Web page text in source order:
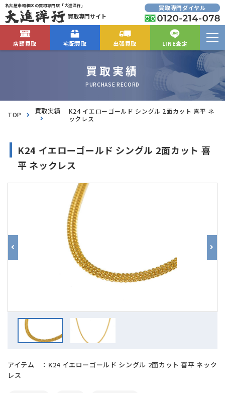
名古屋市昭和区の買取専門店「大進洋行」
買取専門サイト
買取専門ダイヤル
店頭買取 宅配買取 出張買取 LINE査定
買取実績
PURCHASE RECORD
TOP 買取実績
K24 イエローゴールド シングル 2面カット 喜平 ネ
ックレス
K24 イエローゴールド シングル 2面カット 喜
平 ネックレス
アイテム ：K24 イエローゴールド シングル 2面カット 喜平 ネック
レス